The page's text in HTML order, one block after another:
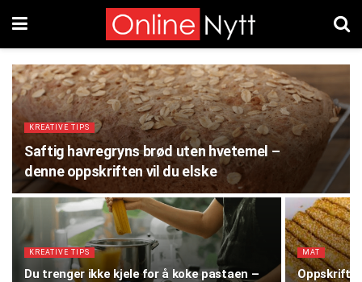
KREATIVE TIPS
Saftig havregryns brød uten hvetemel –
denne oppskriften vil du elske
KREATIVE TIPS
Du trenger ikke kjele for å koke pastaen –
MAT
Oppskrift: